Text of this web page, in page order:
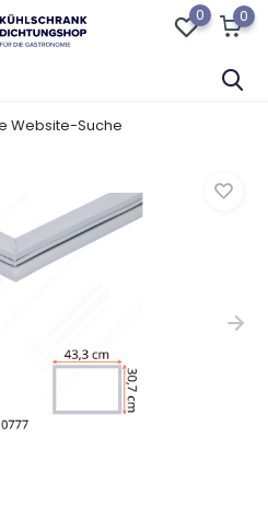
0 0
Website-Suche